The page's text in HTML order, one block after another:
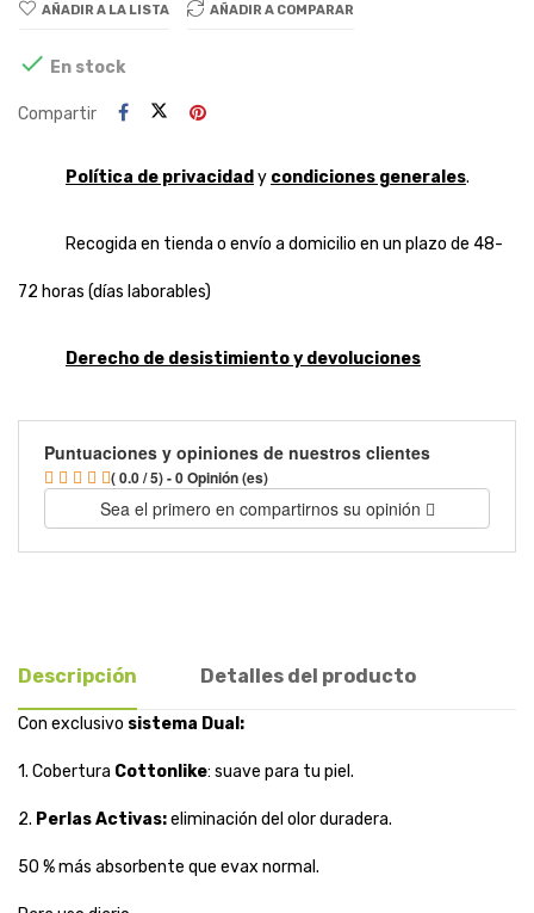
AÑADIR A LA LISTA AÑADIR A COMPARAR
 En stock
Compartir
Política de privacidad y condiciones generales.
Recogida en tienda o envío a domicilio en un plazo de 48-
72 horas (días laborables)
Derecho de desistimiento y devoluciones
Puntuaciones y opiniones de nuestros clientes
( 0.0 / 5) - 0 Opinión (es)
Sea el primero en compartirnos su opinión
Descripción Detalles del producto
Con exclusivo sistema Dual:
1. Cobertura Cottonlike: suave para tu piel.
2. Perlas Activas:eliminación del olor duradera.
50 % más absorbente que evax normal.